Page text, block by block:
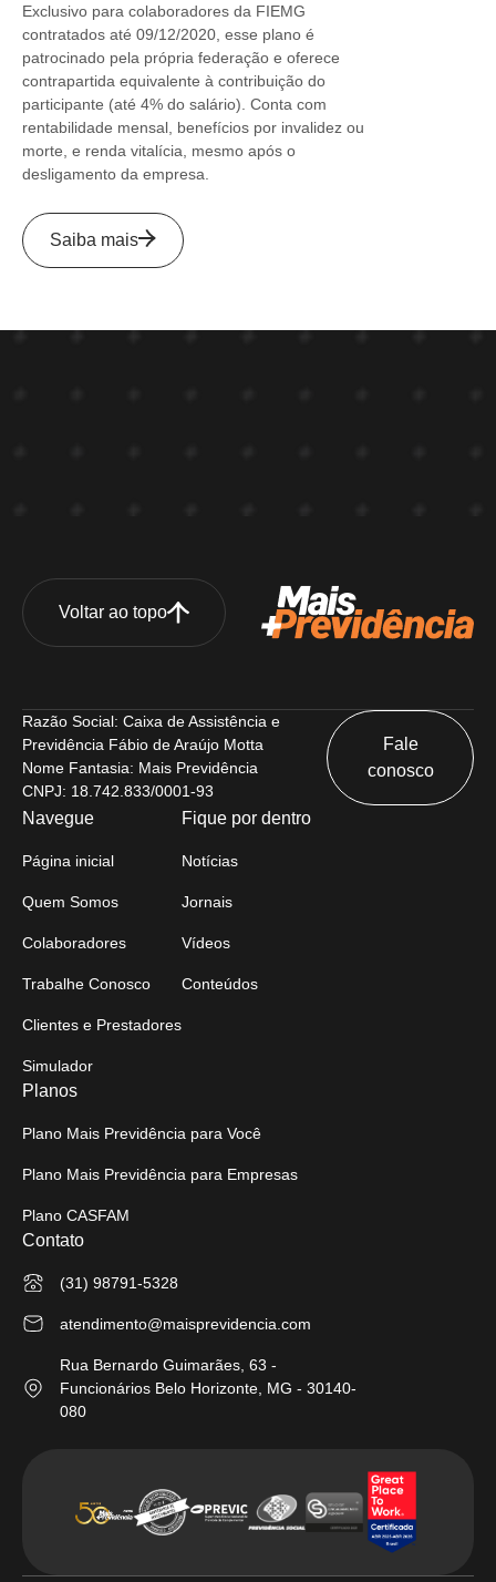
Exclusivo para colaboradores da FIEMG
contratados até 09/12/2020, esse plano é
patrocinado pela própria federação e oferece
contrapartida equivalente à contribuição do
participante (até 4% do salário). Conta com
rentabilidade mensal, benefícios por invalidez ou
morte, e renda vitalícia, mesmo após o
desligamento da empresa.
Saiba mais
Voltar ao topo
Razão Social: Caixa de Assistência e
Previdência Fábio de Araújo Motta
Nome Fantasia: Mais Previdência
CNPJ: 18.742.833/0001-93
Fale
conosco
Navegue
Página inicial
Quem Somos
Colaboradores
Trabalhe Conosco
Clientes e Prestadores
Simulador
Fique por dentro
Notícias
Jornais
Vídeos
Conteúdos
Planos
Plano Mais Previdência para Você
Plano Mais Previdência para Empresas
Plano CASFAM
Contato
(31) 98791-5328
atendimento@maisprevidencia.com
Rua Bernardo Guimarães, 63 -
Funcionários Belo Horizonte, MG - 30140-
080